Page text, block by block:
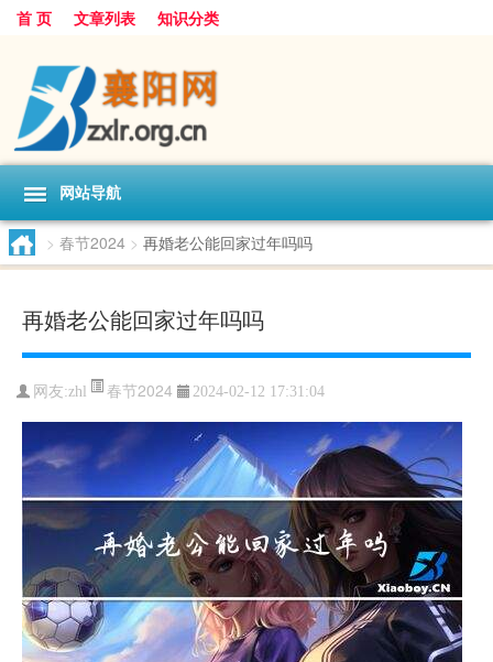
首 页 文章列表 知识分类
网站导航
> 春节2024 > 再婚老公能回家过年吗吗
再婚老公能回家过年吗吗
网友:zhl 春节2024 2024-02-12 17:31:04